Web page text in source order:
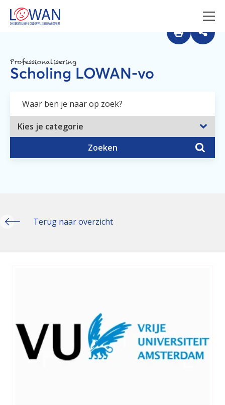
Professionalisering
Scholing LOWAN-vo
Zoeken
Terug naar overzicht